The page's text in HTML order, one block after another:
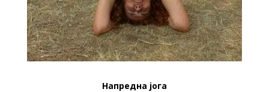
Напредна јога